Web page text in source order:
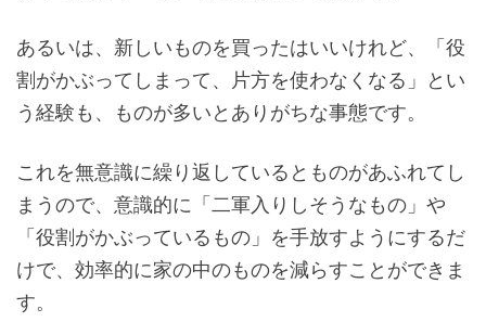
あるいは、新しいものを買ったはいいけれど、「役
割がかぶってしまって、片方を使わなくなる」とい
う経験も、ものが多いとありがちな事態です。
これを無意識に繰り返しているとものがあふれてし
まうので、意識的に「二軍入りしそうなもの」や
「役割がかぶっているもの」を手放すようにするだ
けで、効率的に家の中のものを減らすことができま
す。